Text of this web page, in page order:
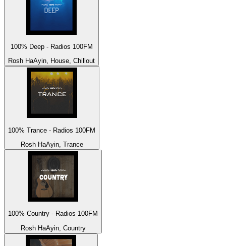
100% Deep - Radios 100FM
Rosh HaAyin, House, Chillout
100% Trance - Radios 100FM
Rosh HaAyin, Trance
100% Country - Radios 100FM
Rosh HaAyin, Country